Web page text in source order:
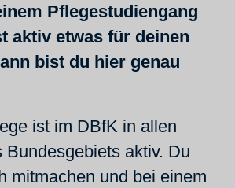
Pflegestudiengang
aktiv etwas für deinen
bist du hier genau
ist im DBfK in allen
Bundesgebiets aktiv. Du
mitmachen und bei einem